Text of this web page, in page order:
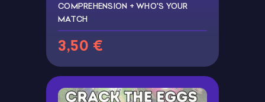
COMPREHENSION + WHO'S YOUR
MATCH
3,50 €